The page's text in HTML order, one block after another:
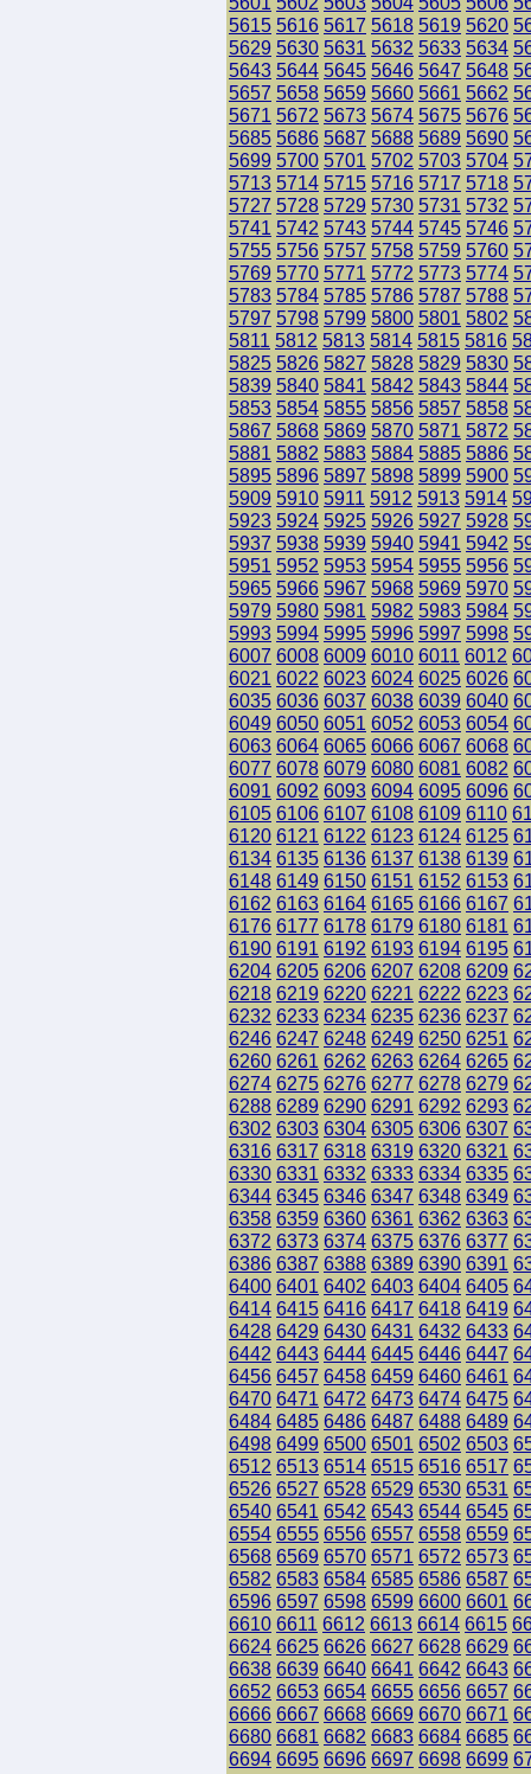
5615 5616 5617 5618 5619 5620
5629 5630 5631 5632 5633 5634
5643 5644 5645 5646 5647 5648
5657 5658 5659 5660 5661 5662
5671 5672 5673 5674 5675 5676
5685 5686 5687 5688 5689 5690
5699 5700 5701 5702 5703 5704
5713 5714 5715 5716 5717 5718
5727 5728 5729 5730 5731 5732
5741 5742 5743 5744 5745 5746
5755 5756 5757 5758 5759 5760
5769 5770 5771 5772 5773 5774
5783 5784 5785 5786 5787 5788
5797 5798 5799 5800 5801 5802
5811 5812 5813 5814 5815 5816
5825 5826 5827 5828 5829 5830
5839 5840 5841 5842 5843 5844
5853 5854 5855 5856 5857 5858
5867 5868 5869 5870 5871 5872
5881 5882 5883 5884 5885 5886
5895 5896 5897 5898 5899 5900
5909 5910 5911 5912 5913 5914
5923 5924 5925 5926 5927 5928
5937 5938 5939 5940 5941 5942
5951 5952 5953 5954 5955 5956
5965 5966 5967 5968 5969 5970
5979 5980 5981 5982 5983 5984
5993 5994 5995 5996 5997 5998
6007 6008 6009 6010 6011 6012
6021 6022 6023 6024 6025 6026
6035 6036 6037 6038 6039 6040
6049 6050 6051 6052 6053 6054
6063 6064 6065 6066 6067 6068
6077 6078 6079 6080 6081 6082
6091 6092 6093 6094 6095 6096
6105 6106 6107 6108 6109 6110
6120 6121 6122 6123 6124 6125
6134 6135 6136 6137 6138 6139
6148 6149 6150 6151 6152 6153
6162 6163 6164 6165 6166 6167
6176 6177 6178 6179 6180 6181
6190 6191 6192 6193 6194 6195
6204 6205 6206 6207 6208 6209
6218 6219 6220 6221 6222 6223
6232 6233 6234 6235 6236 6237
6246 6247 6248 6249 6250 6251
6260 6261 6262 6263 6264 6265
6274 6275 6276 6277 6278 6279
6288 6289 6290 6291 6292 6293
6302 6303 6304 6305 6306 6307
6316 6317 6318 6319 6320 6321
6330 6331 6332 6333 6334 6335
6344 6345 6346 6347 6348 6349
6358 6359 6360 6361 6362 6363
6372 6373 6374 6375 6376 6377
6386 6387 6388 6389 6390 6391
6400 6401 6402 6403 6404 6405
6414 6415 6416 6417 6418 6419
6428 6429 6430 6431 6432 6433
6442 6443 6444 6445 6446 6447
6456 6457 6458 6459 6460 6461
6470 6471 6472 6473 6474 6475
6484 6485 6486 6487 6488 6489
6498 6499 6500 6501 6502 6503
6512 6513 6514 6515 6516 6517
6526 6527 6528 6529 6530 6531
6540 6541 6542 6543 6544 6545
6554 6555 6556 6557 6558 6559
6568 6569 6570 6571 6572 6573
6582 6583 6584 6585 6586 6587
6596 6597 6598 6599 6600 6601
6610 6611 6612 6613 6614 6615
6624 6625 6626 6627 6628 6629
6638 6639 6640 6641 6642 6643
6652 6653 6654 6655 6656 6657
6666 6667 6668 6669 6670 6671
6680 6681 6682 6683 6684 6685
6694 6695 6696 6697 6698 6699